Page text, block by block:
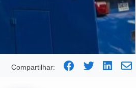
Compartilhar: